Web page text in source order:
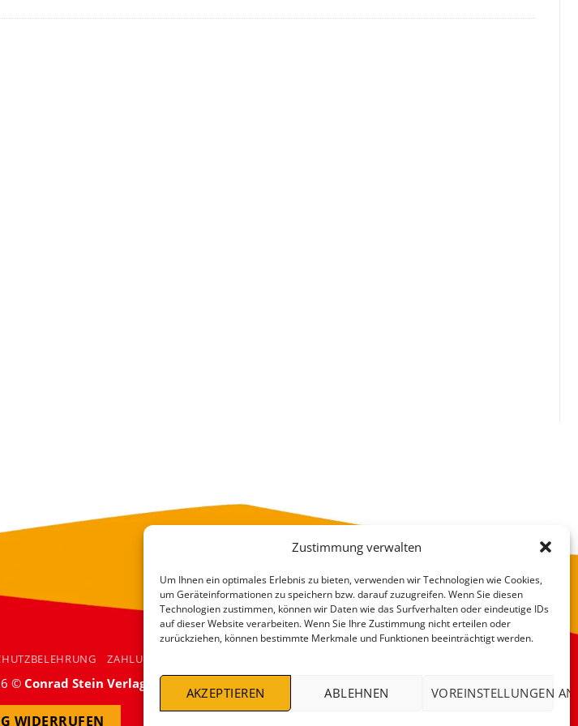
Zustimmung verwalten
Um Ihnen ein optimales Erlebnis zu bieten, verwenden wir Technologien wie Cookies,
um Geräteinformationen zu speichern bzw. darauf zuzugreifen. Wenn Sie diesen
Technologien zustimmen, können wir Daten wie das Surfverhalten oder eindeutige IDs
auf dieser Website verarbeiten. Wenn Sie Ihre Zustimmung nicht erteilen oder
zurückziehen, können bestimmte Merkmale und Funktionen beeinträchtigt werden.
AKZEPTIEREN ABLEHNEN VOREINSTELLUNGEN
ZAHLUNGSARTEN
©Conrad Stein Verlag
WIDERRUFEN